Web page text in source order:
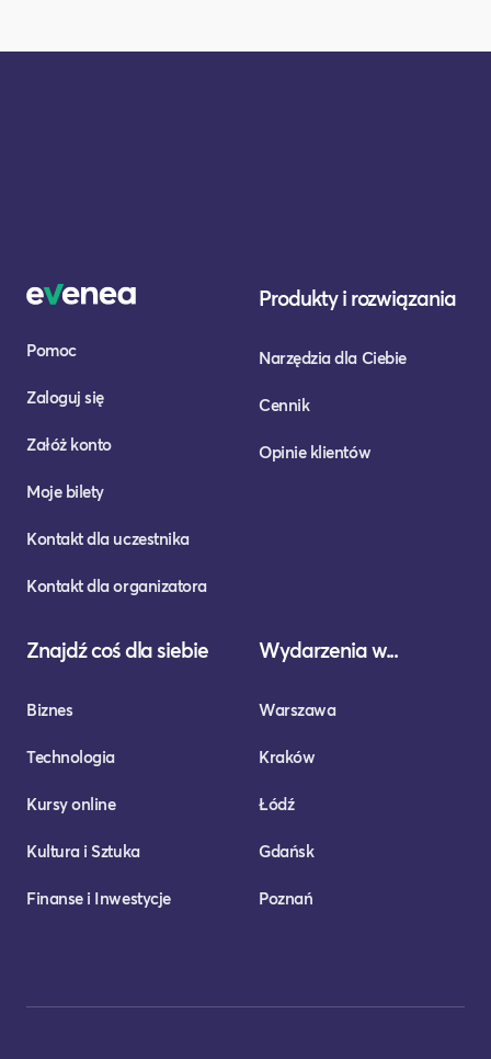
Pomoc
Zaloguj się
Załóż konto
Moje bilety
Kontakt dla uczestnika
Kontakt dla organizatora
Produkty i rozwiązania
Narzędzia dla Ciebie
Cennik
Opinie klientów
Znajdź coś dla siebie
Biznes
Technologia
Kursy online
Kultura i Sztuka
Finanse i Inwestycje
Wydarzenia w...
Warszawa
Kraków
Łódź
Gdańsk
Poznań